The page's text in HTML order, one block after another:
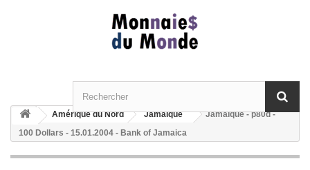
Amérique du Nord Jamaïque
Jamaïque - p80d -
100 Dollars - 15.01.2004 - Bank of Jamaica